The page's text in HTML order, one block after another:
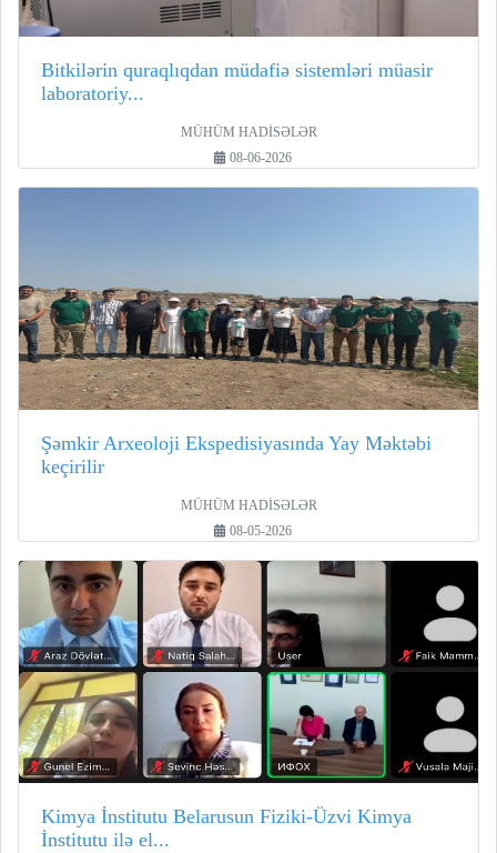
Bitkilərin quraqlıqdan müdafiə sistemləri müasir
laboratoriy...
MÜHÜM HADİSƏLƏR
08-06-2026
Şəmkir Arxeoloji Ekspedisiyasında Yay Məktəbi
keçirilir
MÜHÜM HADİSƏLƏR
08-05-2026
Kimya İnstitutu Belarusun Fiziki-Üzvi Kimya
İnstitutu ilə el...